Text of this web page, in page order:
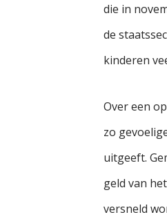
die in
de
kinderen
Over een
zo
uitgeeft.
geld van
versneld